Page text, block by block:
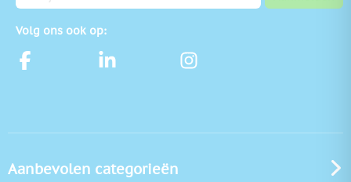
Volg ons ook op:
Aanbevolen categorieën